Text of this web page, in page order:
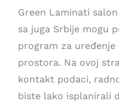
Green Laminati
sa juga Srbije mogu
program za
prostora. Na ovoj
kontakt podaci,
biste lako isplanirali